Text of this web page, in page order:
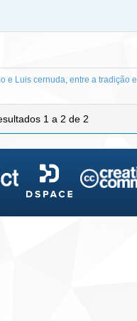
e Luis cernuda, entre a tradição e
1 a 2 de 2